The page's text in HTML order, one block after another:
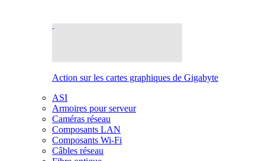
Action sur les cartes graphiques de Gigabyte
ASI
Armoires pour serveur
Caméras réseau
Composants LAN
Composants Wi-Fi
Câbles réseau